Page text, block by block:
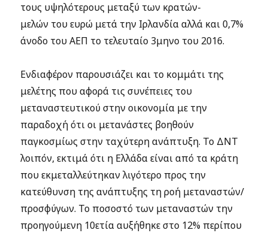
τους υψηλότερους μεταξύ των κρατών-
μελών του ευρώ μετά την Ιρλανδία αλλά και 0,7%
άνοδο του ΑΕΠ το τελευταίο 3μηνο του 2016.
Ενδιαφέρον παρουσιάζει και το κομμάτι της
μελέτης που αφορά τις συνέπειες του
μεταναστευτικού στην οικονομία με την
παραδοχή ότι οι μετανάστες βοηθούν
παγκοσμίως στην ταχύτερη ανάπτυξη. Το ΔΝΤ
λοιπόν, εκτιμά ότι η Ελλάδα είναι από τα κράτη
που εκμεταλλεύτηκαν λιγότερο προς την
κατεύθυνση της ανάπτυξης τη ροή μεταναστών/
προσφύγων. Το ποσοστό των μεταναστών την
προηγούμενη 10ετία αυξήθηκε στο 12% περίπου